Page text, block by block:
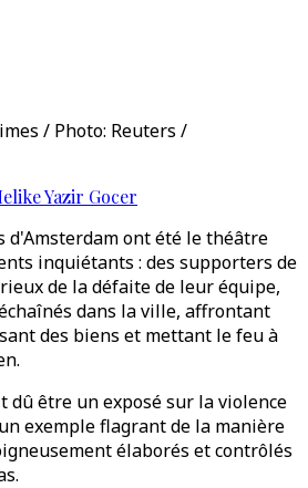
/ Photo: Reuters /
Yazir Gocer
d'Amsterdam ont été le théâtre
inquiétants : des supporters de
de la défaite de leur équipe,
dans la ville, affrontant
des biens et mettant le feu à
dû être un exposé sur la violence
exemple flagrant de la manière
élaborés et contrôlés